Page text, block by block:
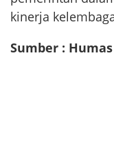
kinerja
Sumber :